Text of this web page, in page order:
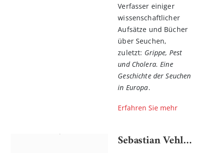
Verfasser einiger
wissenschaftlicher
Aufsätze und Bücher
über Seuchen,
zuletzt: Grippe, Pest
und Cholera. Eine
Geschichte der Seuchen
in Europa.
Erfahren Sie mehr
Sebastian Vehlken